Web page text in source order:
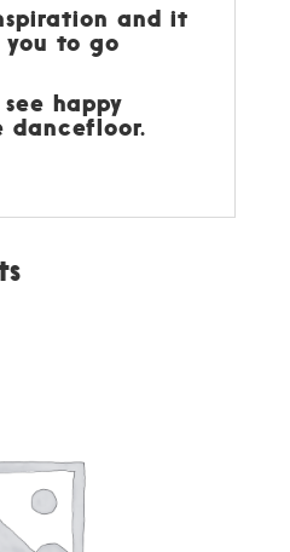
and it
you to go
happy
dancefloor.